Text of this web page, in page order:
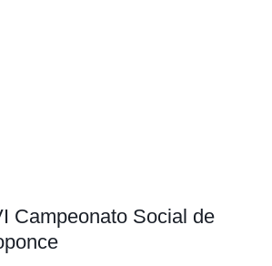
Campeonato Social de